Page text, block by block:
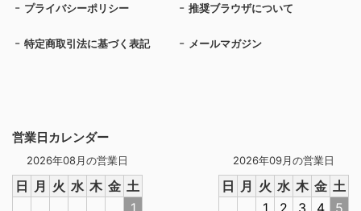
営業日カレンダー
2026年08月の営業日
日 月 火 水 木 金 土
1
2026年09月の営業日
日 月 火 水 木 金 土
1
2 3 4 5
プライバシーポリシー 推奨ブラウザについて
特定商取引法に基づく表記 メールマガジン